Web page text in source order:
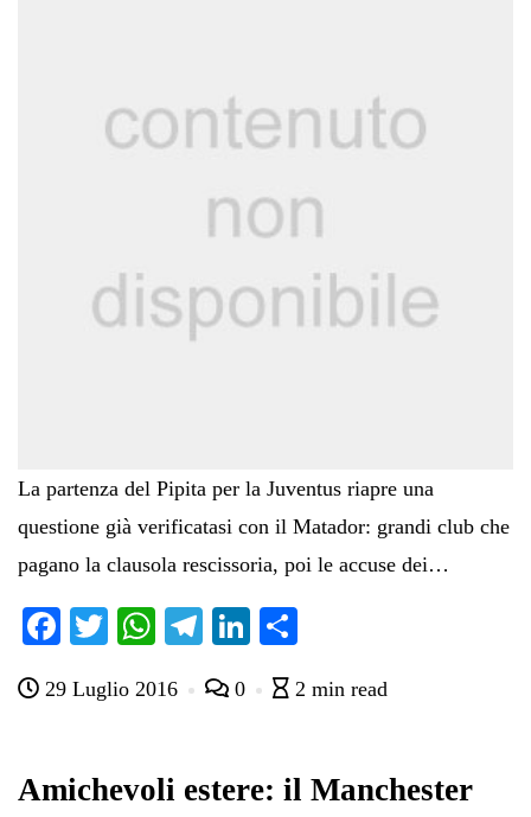
La partenza del Pipita per la Juventus riapre una
questione già verificatasi con il Matador: grandi club che
pagano la clausola rescissoria, poi le accuse dei…
Fa
bo
T
tte
W
ts
pp
Te
gr
m
Li
ed di
di
29 Luglio 2016 0 2 min read
Amichevoli estere: il Manchester